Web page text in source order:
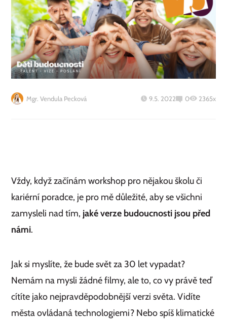
Mgr. Vendula Pecková 9.5. 2022 0 2365x
Vždy, když začínám workshop pro nějakou školu či
kariérní poradce, je pro mě důležité, aby se všichni
zamysleli nad tím, jaké verze budoucnosti jsou před
námi.
Jak si myslíte, že bude svět za 30 let vypadat?
Nemám na mysli žádné filmy, ale to, co vy právě teď
cítíte jako nejpravděpodobnější verzi světa. Vidíte
města ovládaná technologiemi? Nebo spíš klimatické